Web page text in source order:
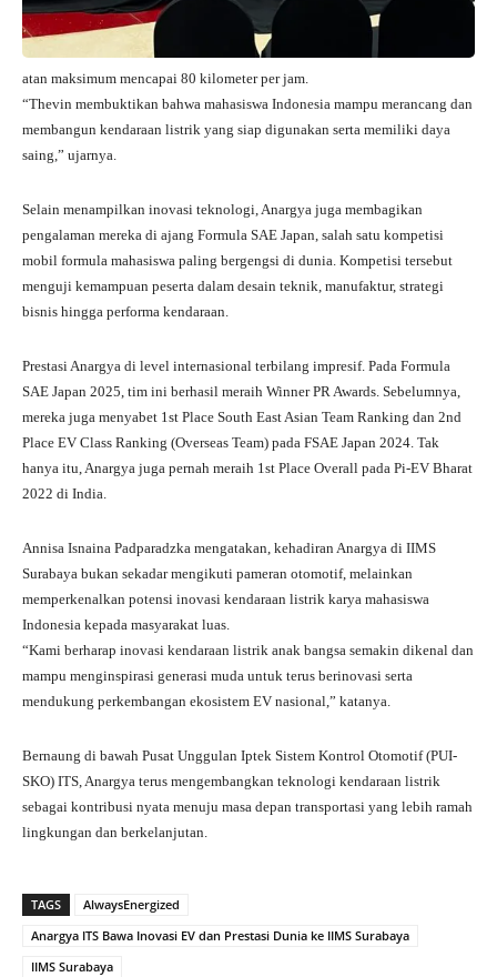
atan maksimum mencapai 80 kilometer per jam.
“Thevin membuktikan bahwa mahasiswa Indonesia mampu merancang dan
membangun kendaraan listrik yang siap digunakan serta memiliki daya
saing,” ujarnya.
Selain menampilkan inovasi teknologi, Anargya juga membagikan
pengalaman mereka di ajang Formula SAE Japan, salah satu kompetisi
mobil formula mahasiswa paling bergengsi di dunia. Kompetisi tersebut
menguji kemampuan peserta dalam desain teknik, manufaktur, strategi
bisnis hingga performa kendaraan.
Prestasi Anargya di level internasional terbilang impresif. Pada Formula
SAE Japan 2025, tim ini berhasil meraih Winner PR Awards. Sebelumnya,
mereka juga menyabet 1st Place South East Asian Team Ranking dan 2nd
Place EV Class Ranking (Overseas Team) pada FSAE Japan 2024. Tak
hanya itu, Anargya juga pernah meraih 1st Place Overall pada Pi-EV Bharat
2022 di India.
Annisa Isnaina Padparadzka mengatakan, kehadiran Anargya di IIMS
Surabaya bukan sekadar mengikuti pameran otomotif, melainkan
memperkenalkan potensi inovasi kendaraan listrik karya mahasiswa
Indonesia kepada masyarakat luas.
“Kami berharap inovasi kendaraan listrik anak bangsa semakin dikenal dan
mampu menginspirasi generasi muda untuk terus berinovasi serta
mendukung perkembangan ekosistem EV nasional,” katanya.
Bernaung di bawah Pusat Unggulan Iptek Sistem Kontrol Otomotif (PUI-
SKO) ITS, Anargya terus mengembangkan teknologi kendaraan listrik
sebagai kontribusi nyata menuju masa depan transportasi yang lebih ramah
lingkungan dan berkelanjutan.
TAGS
AlwaysEnergized
Anargya ITS Bawa Inovasi EV dan Prestasi Dunia ke IIMS Surabaya
IIMS Surabaya